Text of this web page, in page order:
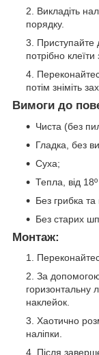
Викладіть
порядку.
Приступайте
потрібно
потім зніміть
Вимоги до
Чиста (без
Гладка, без
Суха;
Тепла, від
Без грибка та
Без старих
Монтаж:
За допомогою
горизонтальну
наклейок.
Хаотично
наліпки.
Після